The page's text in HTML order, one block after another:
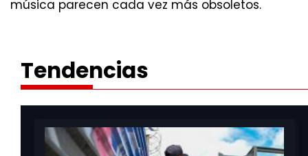
música parecen cada vez más obsoletos.
Tendencias